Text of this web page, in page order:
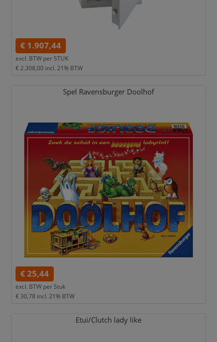
€ 1.907,44
excl. BTW per STUK
€ 2.308,00 incl. 21% BTW
Spel Ravensburger Doolhof
€ 25,44
excl. BTW per Stuk
€ 30,78 incl. 21% BTW
Etui/Clutch lady like